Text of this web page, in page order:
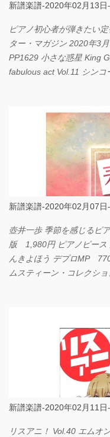
新譜楽譜-2020年02月13日-
ピアノ初心者が弾きたい
ター・マガジン 2020年3
PP1629 小さな惑星 King
fabulous act Vol.11 シン
新譜楽譜-2020年02月07日-
壺井一歩 季節を感じるピ
版 1,980円 ピアノピース
んきよほう デプロMP
ムスティーン・コレクシ
新譜楽譜-2020年02月11日-
リスアニ！ Vol.40 エム